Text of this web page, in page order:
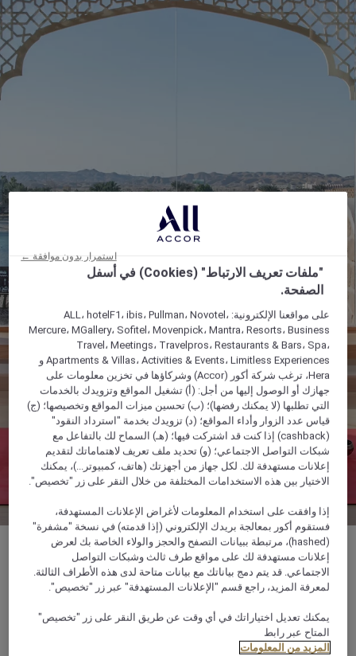
شاطئ سيرينا خليج الكواديم, 84712, القصير, مصر
"ملفات تعريف الارتباط" (Cookies) في أسفل
الصفحة.
على مواقعنا الإلكترونية: ALL، hotelF1، ibis، Pullman، Novotel،
Mercure، MGallery، Sofitel، Movenpick، Mantra، Resorts، Business
Travel، Meetings، Travelpros، Restaurants & Bars، Spa،
Apartments & Villas، Activities & Events، Limitless Experiences و
Hera، ترغب شركة أكور (Accor) وشركاؤها في تخزين معلومات على
جهازك أو الوصول إليها من أجل: (أ) تشغيل المواقع وتزويدك بالخدمات
التي تطلبها (لا يمكنك رفضها)؛ (ب) تحسين ميزات المواقع وتخصيصها؛ (ج)
قياس عدد الزوار وأداء المواقع؛ (د) تزويدك بخدمة "استرداد النقود"
(cashback) إذا كنت قد اشتركت فيها؛ (هـ) السماح لك بالتفاعل مع
شبكات التواصل الاجتماعي؛ (و) تحديد ملف تعريف لاهتماماتك لتقديم
إعلانات مستهدفة لك. لكل جهاز من أجهزتك (هاتف، كمبيوتر...)، يمكنك
الاختيار بين هذه الاستخدامات المختلفة من خلال النقر على زر "تخصيص".
إذا وافقت على استخدام المعلومات لأغراض الإعلانات المستهدفة،
فستقوم أكور بمعالجة بريدك الإلكتروني (إذا قدمته) في نسخة "مشفرة"
(hashed)، مرتبطة ببيانات التصفح والحجز والولاء الخاصة بك لعرض
إعلانات مستهدفة لك على مواقع طرف ثالث وشبكات التواصل
الاجتماعي. قد يتم دمج بياناتك مع بيانات متاحة لدى هذه الأطراف الثالثة.
لمعرفة المزيد، راجع قسم "الإعلانات المستهدفة" عبر زر "تخصيص".
يمكنك تعديل اختياراتك في أي وقت عن طريق النقر على زر "تخصيص"
المتاح عبر رابط
المزيد من المعلومات
استمرار بدون موافقة ←